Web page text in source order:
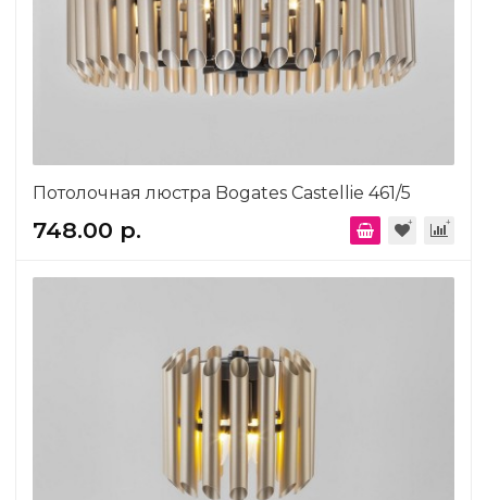
Потолочная люстра Bogates Castellie 461/5
748.00 р.